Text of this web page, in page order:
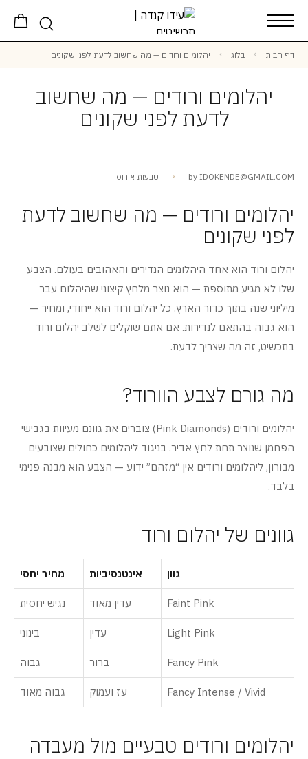
דף הבית בלוג יהלומים ורודים — מה שחשוב לדעת לפני שקונים
יהלומים ורודים — מה שחשוב
לדעת לפני שקונים
by IDOKENDE@GMAIL.COM טבעות אירוסין
יהלומים ורודים — מה שחשוב לדעת
לפני שקונים
יהלום ורוד הוא אחד היהלומים הנדירים והאהובים בעולם. הצבע
שלו לא מגיע מתוספת — הוא נוצר מלחץ קיצוני שהיהלום עבר
מיליוני שנה בתוך כדור הארץ. כל יהלום ורוד הוא ייחודי, ומחיר —
הוא גבוה בהתאם לנדירות. אם אתם שוקלים לשלב יהלום ורוד
בתכשיט, זה מה שצריך לדעת.
מה גורם לצבע הוורוד?
יהלומים ורודים (Pink Diamonds) צוברים את גוונם מעיוות בגבישי
הפחמן שנוצר תחת לחץ אדיר. בניגוד ליהלומים כחולים שצובעים
מבורון, ליהלומים ורודים אין “מזהם” ידוע — הצבע הוא מבנה פנימי
בלבד.
גוונים של יהלום ורוד
גוון אינטנסיביות מחיר יחסי
Faint Pink עדין מאוד נגיש יחסית
Light Pink עדין בינוני
Fancy Pink ברור גבוה
Fancy Intense / Vivid עז ועמוק גבוה מאוד
יהלומים ורודים טבעיים מול מעבדה